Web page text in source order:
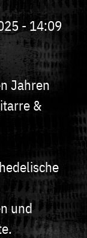
- 14:09
Jahren
&
und